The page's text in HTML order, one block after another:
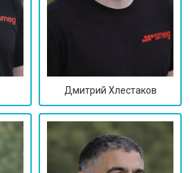
Дмитрий Хлестаков